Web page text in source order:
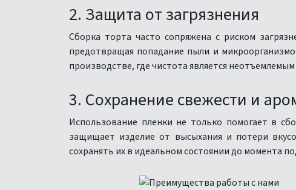
2. Защита от загрязнения
Сборка торта часто сопряжена с риском
предотвращая попадание пыли и
производстве, где чистота является
3. Сохранение свежести и
Использование пленки не только помогает в
защищает изделие от высыхания и потери
сохранять их в идеальном состоянии до момента